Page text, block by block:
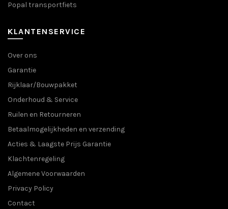
Popal transportfiets
KLANTENSERVICE
Over ons
Garantie
Rijklaar/Bouwpakket
Onderhoud & Service
Ruilen en Retourneren
Betaalmogelijkheden en verzending
Acties & Laagste Prijs Garantie
Klachtenregeling
Algemene Voorwaarden
Privacy Policy
Contact